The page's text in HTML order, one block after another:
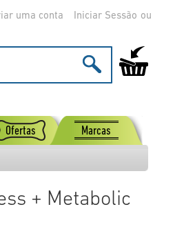
uma conta Iniciar Sessão
O Meu
Ofertas Marcas
+ Metabolic